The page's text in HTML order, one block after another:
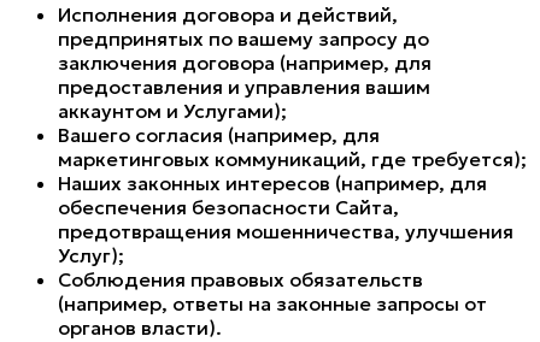
Исполнения договора и действий,
предпринятых по вашему запросу до
заключения договора (например, для
предоставления и управления вашим
аккаунтом и Услугами);
Вашего согласия (например, для
маркетинговых коммуникаций, где требуется);
Наших законных интересов (например, для
обеспечения безопасности Сайта,
предотвращения мошенничества, улучшения
Услуг);
Соблюдения правовых обязательств
(например, ответы на законные запросы от
органов власти).